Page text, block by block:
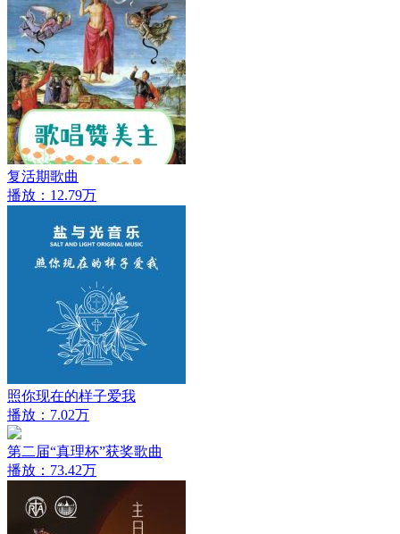
复活期歌曲
播放：12.79万
照你现在的样子爱我
播放：7.02万
第二届“真理杯”获奖歌曲
播放：73.42万